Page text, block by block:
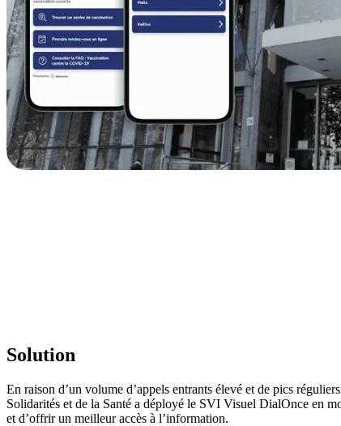
Solution
En raison d’un volume d’appels entrants élevé et de pics
Solidarités et de la Santé a déployé le SVI Visuel DialOnce en
et d’offrir un meilleur accès à l’information.